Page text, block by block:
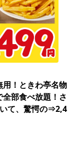
用！ときわ亭名物
部食べ放題！さ
て、驚愕の⇒2,4